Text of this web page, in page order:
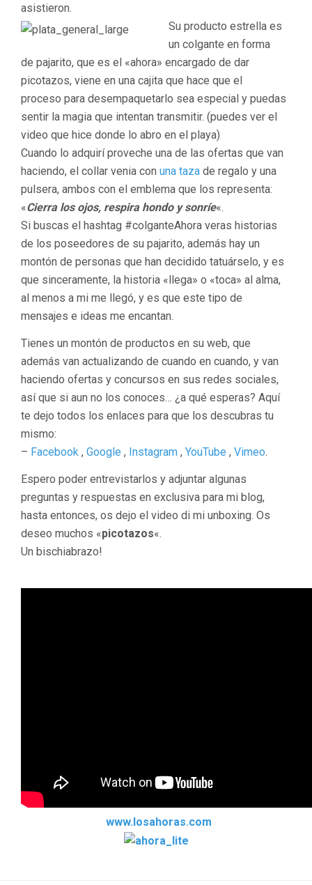
asistieron.
Su producto estrella es
un colgante en forma
de pajarito, que es el «ahora» encargado de dar
picotazos, viene en una cajita que hace que el
proceso para desempaquetarlo sea especial y puedas
sentir la magia que intentan transmitir. (puedes ver el
video que hice donde lo abro en el playa)
Cuando lo adquirí proveche una de las ofertas que van
haciendo, el collar venia con una taza de regalo y una
pulsera, ambos con el emblema que los representa:
«Cierra los ojos, respira hondo y sonríe«.
Si buscas el hashtag #colganteAhora veras historias
de los poseedores de su pajarito, además hay un
montón de personas que han decidido tatuárselo, y es
que sinceramente, la historia «llega» o «toca» al alma,
al menos a mi me llegó, y es que este tipo de
mensajes e ideas me encantan.
Tienes un montón de productos en su web, que
además van actualizando de cuando en cuando, y van
haciendo ofertas y concursos en sus redes sociales,
así que si aun no los conoces… ¿a qué esperas? Aquí
te dejo todos los enlaces para que los descubras tu
mismo:
– Facebook , Google , Instagram , YouTube , Vimeo.
Espero poder entrevistarlos y adjuntar algunas
preguntas y respuestas en exclusiva para mi blog,
hasta entonces, os dejo el video di mi unboxing. Os
deseo muchos «picotazos«.
Un bischiabrazo!
www.losahoras.com